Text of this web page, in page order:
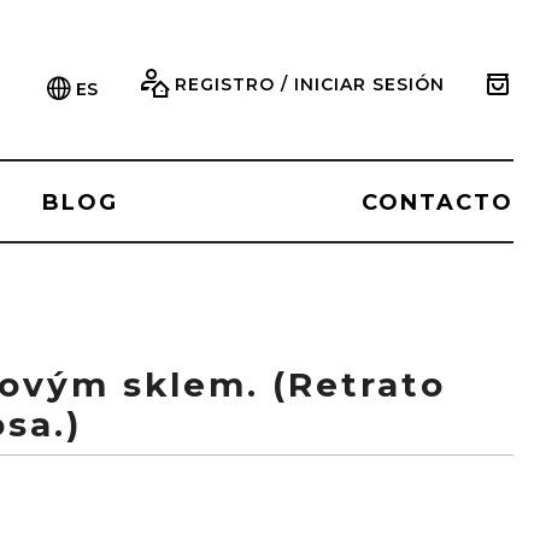
ES REGISTRO / INICIAR SESIÓN
BLOG CONTACTO
sklem. (Retrato